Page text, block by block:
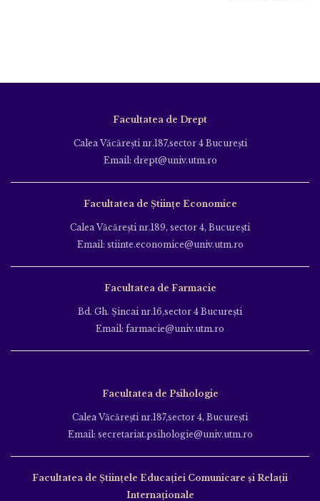
Facultatea de Drept
Calea Văcăreşti nr.187,sector 4 Bucureşti
Email: drept@univ.utm.ro
Facultatea de Științe Economice
Calea Văcăreşti nr.189, sector 4, Bucureşti
Email: stiinte.economice@univ.utm.ro
Facultatea de Farmacie
Bd. Gh. Şincai nr.16,sector 4 Bucureşti
Email: farmacie@univ.utm.ro
Facultatea de Psihologie
Calea Văcăreşti nr.187,sector 4, Bucureşti
Email: secretariat.psihologie@univ.utm.ro
Facultatea de Ştiinţele Educației Comunicare și Relații
Internaționale